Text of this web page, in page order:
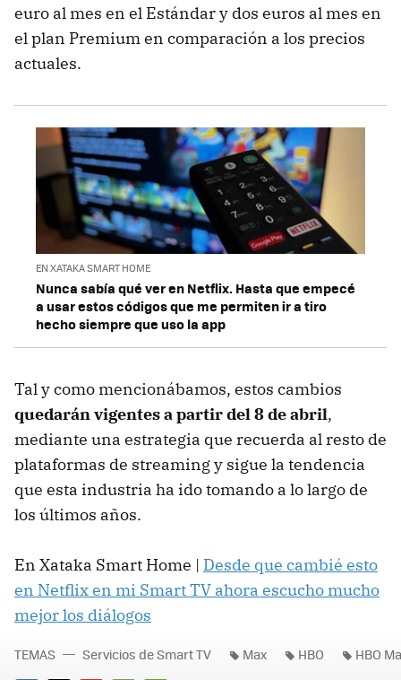
euro al mes en el Estándar y dos euros al mes en
el plan Premium en comparación a los precios
actuales.
EN XATAKA SMART HOME
Nunca sabía qué ver en Netflix. Hasta que empecé
a usar estos códigos que me permiten ir a tiro
hecho siempre que uso la app
Tal y como mencionábamos, estos cambios
quedarán vigentes a partir del 8 de abril,
mediante una estrategia que recuerda al resto de
plataformas de streaming y sigue la tendencia
que esta industria ha ido tomando a lo largo de
los últimos años.
En Xataka Smart Home | Desde que cambié esto
en Netflix en mi Smart TV ahora escucho mucho
mejor los diálogos
TEMAS Servicios de Smart TV Max HBO HBO